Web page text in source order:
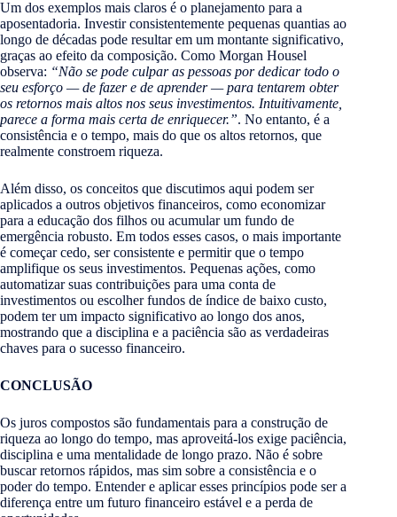
Um dos exemplos mais claros é o planejamento para a
aposentadoria. Investir consistentemente pequenas quantias ao
longo de décadas pode resultar em um montante significativo,
graças ao efeito da composição. Como Morgan Housel
observa: “Não se pode culpar as pessoas por dedicar todo o
seu esforço — de fazer e de aprender — para tentarem obter
os retornos mais altos nos seus investimentos. Intuitivamente,
parece a forma mais certa de enriquecer.”​. No entanto, é a
consistência e o tempo, mais do que os altos retornos, que
realmente constroem riqueza.
Além disso, os conceitos que discutimos aqui podem ser
aplicados a outros objetivos financeiros, como economizar
para a educação dos filhos ou acumular um fundo de
emergência robusto. Em todos esses casos, o mais importante
é começar cedo, ser consistente e permitir que o tempo
amplifique os seus investimentos. Pequenas ações, como
automatizar suas contribuições para uma conta de
investimentos ou escolher fundos de índice de baixo custo,
podem ter um impacto significativo ao longo dos anos,
mostrando que a disciplina e a paciência são as verdadeiras
chaves para o sucesso financeiro.
CONCLUSÃO
Os juros compostos são fundamentais para a construção de
riqueza ao longo do tempo, mas aproveitá-los exige paciência,
disciplina e uma mentalidade de longo prazo. Não é sobre
buscar retornos rápidos, mas sim sobre a consistência e o
poder do tempo. Entender e aplicar esses princípios pode ser a
diferença entre um futuro financeiro estável e a perda de